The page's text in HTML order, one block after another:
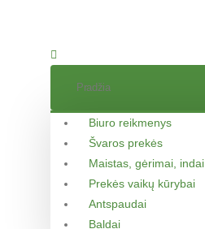
Pradžia
Biuro reikmenys
Švaros prekės
Maistas, gėrimai, indai
Prekės vaikų kūrybai
Antspaudai
Baldai